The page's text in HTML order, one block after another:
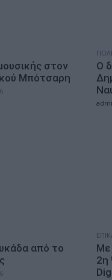
στον
Μπότσαρη
Ο
από το
Με
2η